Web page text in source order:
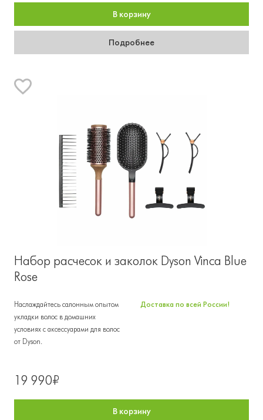
В корзину
Подробнее
Набор расчесок и заколок Dyson Vinca Blue
Rose
Наслаждайтесь салонным опытом
укладки волос в домашних
условиях с аксессуарами для волос
от Dyson.
Доставка по всей России!
19 990₽
В корзину